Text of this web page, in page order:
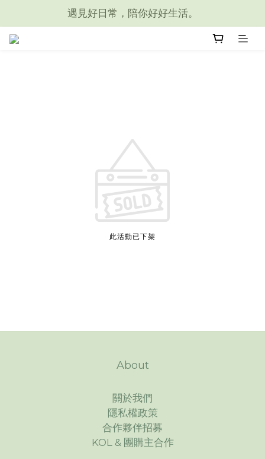
遇見好日常，陪你好好生活。
此活動已下架
About
關於我們
隱私權政策
合作夥伴招募
KOL & 團購主合作